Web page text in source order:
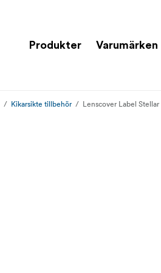
Produkter Varumärken
Kikarsikte tillbehör Lenscover Label